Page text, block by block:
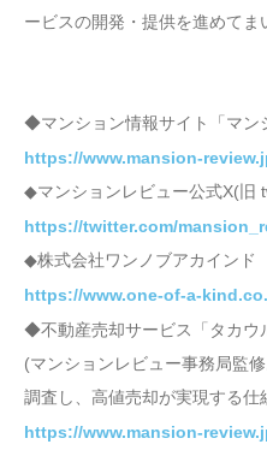
ービスの開発・提供を進めてま
◆マンション情報サイト「マン
https://www.mansion-
◆マンションレビュー公式X(旧
https://twitter.com/
◆株式会社ワンノブアカイン
https://www.one-of-a-
◆不動産売却サービス「タカウ
(マンションレビュー事務局監
調査し、高値売却が実現する仕
https://www.mansion-